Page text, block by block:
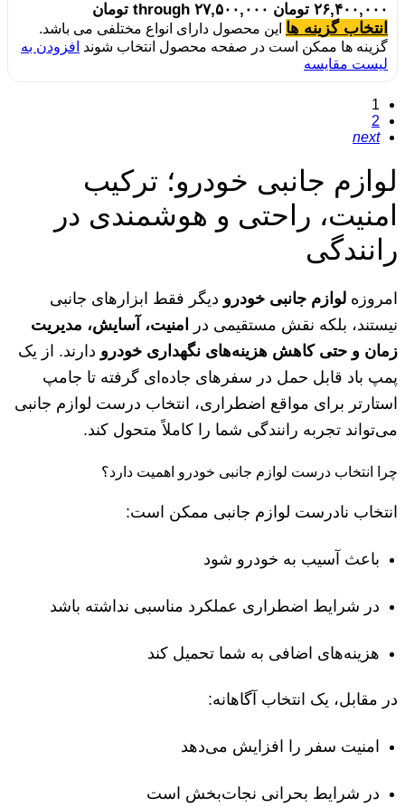
۲۶,۴۰۰,۰۰۰ تومان through ۲۷,۵۰۰,۰۰۰ تومان
انتخاب گزینه ها این محصول دارای انواع مختلفی می باشد.
گزینه ها ممکن است در صفحه محصول انتخاب شوند افزودن به
لیست مقایسه
1
2
next
لوازم جانبی خودرو؛ ترکیب
امنیت، راحتی و هوشمندی در
رانندگی
امروزه لوازم جانبی خودرو دیگر فقط ابزارهای جانبی
نیستند، بلکه نقش مستقیمی در
امنیت، آسایش، مدیریت
زمان و حتی کاهش هزینه‌های نگهداری خودرو دارند. از یک
پمپ باد قابل حمل در سفرهای جاده‌ای گرفته تا جامپ
استارتر برای مواقع اضطراری، انتخاب درست لوازم جانبی
می‌تواند تجربه رانندگی شما را کاملاً متحول کند.
چرا انتخاب درست لوازم جانبی خودرو اهمیت دارد؟
انتخاب نادرست لوازم جانبی ممکن است:
باعث آسیب به خودرو شود
در شرایط اضطراری عملکرد مناسبی نداشته باشد
هزینه‌های اضافی به شما تحمیل کند
در مقابل، یک انتخاب آگاهانه:
امنیت سفر را افزایش می‌دهد
در شرایط بحرانی نجات‌بخش است